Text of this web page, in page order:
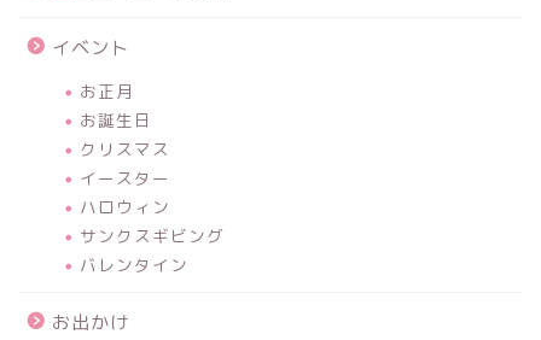
イベント
お正月
お誕生日
クリスマス
イースター
ハロウィン
サンクスギビング
バレンタイン
お出かけ